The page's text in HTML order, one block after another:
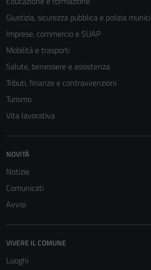
Giustizia, sicurezza pubblica e polizia
Imprese, commercio e SUAP
Mobilità e trasporti
Salute, benessere e assistenza
Tributi, finanze e contravvenzioni
Turismo
Vita lavorativa
NOVITÀ
Notizie
Comunicati
Avvisi
VIVERE IL COMUNE
Luoghi